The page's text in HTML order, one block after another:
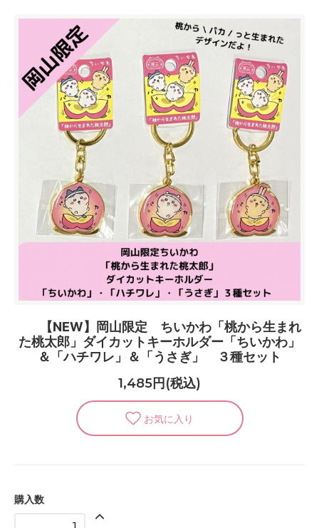
【NEW】岡山限定 ちいかわ「桃から生まれ
た桃太郎」ダイカットキーホルダー「ちいかわ」
＆「ハチワレ」＆「うさぎ」 ３種セット
1,485円(税込)
購入数